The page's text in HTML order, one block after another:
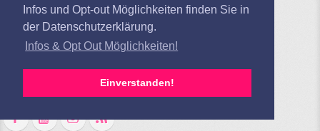
Infos und Opt-out Möglichkeiten finden Sie in
der Datenschutzerklärung.
Infos & Opt Out Möglichkeiten!
Einverstanden!
Feed der Einträge
Kommentare-Feed
WordPress.org
Google Analytics deaktivieren